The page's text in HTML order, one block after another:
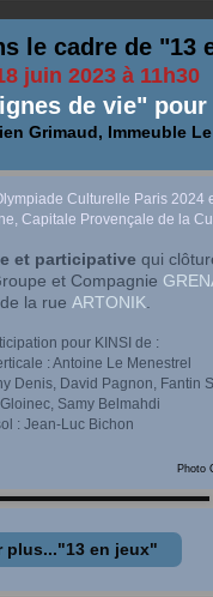
le cadre de "13
juin 2023 à 11h30
de vie" pour
Grimaud, Immeuble
Culturelle Paris 2024
Capitale Provençale de la
et participative qui
et Compagnie
la rue ARTONIK
pour KINSI de :
: Antoine Le Menestrel
Denis, David Pagnon, Fantin
Samy Belmahdi
: Jean-Luc Bichon
Photo
plus..."13 en jeux"